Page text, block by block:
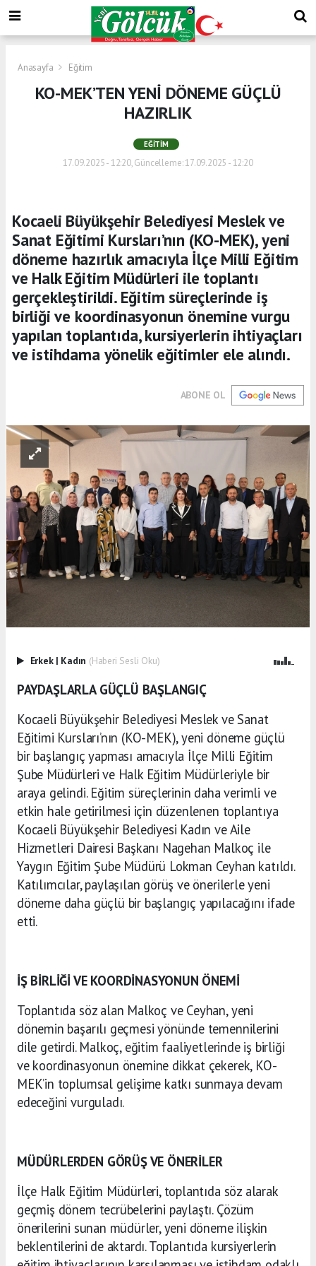
Anasayfa Eğitim
KO-MEK’TEN YENİ DÖNEME GÜÇLÜ
HAZIRLIK
EĞITIM
17.09.2025 - 12:20, Güncelleme: 17.09.2025 - 12:20
Kocaeli Büyükşehir Belediyesi Meslek ve
Sanat Eğitimi Kursları’nın (KO-MEK), yeni
döneme hazırlık amacıyla İlçe Milli Eğitim
ve Halk Eğitim Müdürleri ile toplantı
gerçekleştirildi. Eğitim süreçlerinde iş
birliği ve koordinasyonun önemine vurgu
yapılan toplantıda, kursiyerlerin ihtiyaçları
ve istihdama yönelik eğitimler ele alındı.
ABONE OL
Erkek | Kadın (Haberi Sesli Oku)
PAYDAŞLARLA GÜÇLÜ BAŞLANGIÇ
Kocaeli Büyükşehir Belediyesi Meslek ve Sanat
Eğitimi Kursları’nın (KO-MEK), yeni döneme güçlü
bir başlangıç yapması amacıyla İlçe Milli Eğitim
Şube Müdürleri ve Halk Eğitim Müdürleriyle bir
araya gelindi. Eğitim süreçlerinin daha verimli ve
etkin hale getirilmesi için düzenlenen toplantıya
Kocaeli Büyükşehir Belediyesi Kadın ve Aile
Hizmetleri Dairesi Başkanı Nagehan Malkoç ile
Yaygın Eğitim Şube Müdürü Lokman Ceyhan katıldı.
Katılımcılar, paylaşılan görüş ve önerilerle yeni
döneme daha güçlü bir başlangıç yapılacağını ifade
etti.
İŞ BİRLİĞİ VE KOORDİNASYONUN ÖNEMİ
Toplantıda söz alan Malkoç ve Ceyhan, yeni
dönemin başarılı geçmesi yönünde temennilerini
dile getirdi. Malkoç, eğitim faaliyetlerinde iş birliği
ve koordinasyonun önemine dikkat çekerek, KO-
MEK’in toplumsal gelişime katkı sunmaya devam
edeceğini vurguladı.
MÜDÜRLERDEN GÖRÜŞ VE ÖNERİLER
İlçe Halk Eğitim Müdürleri, toplantıda söz alarak
geçmiş dönem tecrübelerini paylaştı. Çözüm
önerilerini sunan müdürler, yeni döneme ilişkin
beklentilerini de aktardı. Toplantıda kursiyerlerin